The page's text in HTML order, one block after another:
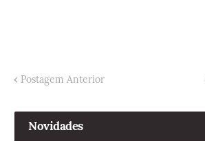
Postagem Anterior
Novidades